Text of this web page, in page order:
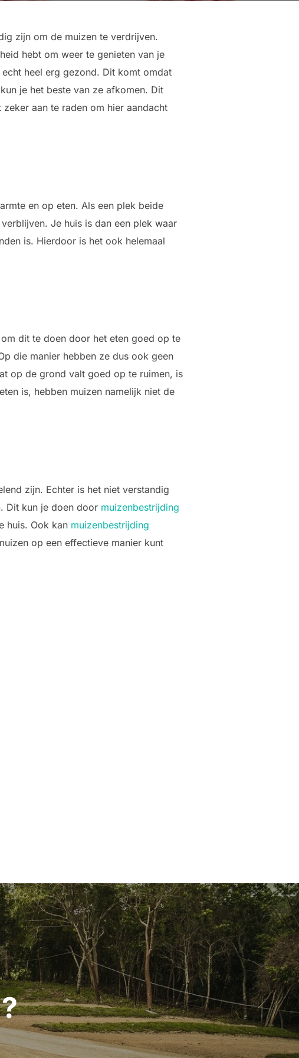
zijn om de muizen te verdrijven.
hebt om weer te genieten van je
heel erg gezond. Dit komt omdat
je het beste van ze afkomen. Dit
aan te raden om hier aandacht
en op eten. Als een plek beide
Je huis is dan een plek waar
is. Hierdoor is het ook helemaal
dit te doen door het eten goed op te
die manier hebben ze dus ook geen
op de grond valt goed op te ruimen, is
is, hebben muizen namelijk niet de
zijn. Echter is het niet verstandig
Dit kun je doen door muizenbestrijding
huis. Ook kan muizenbestrijding
op een effectieve manier kunt